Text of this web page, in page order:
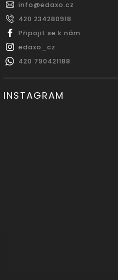
info@edaxo.cz
420 234280918
Připojit se k nám
edaxo_cz
420 790421188
INSTAGRAM